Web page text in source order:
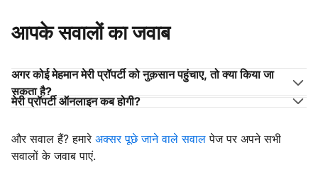
आपके सवालों का जवाब
अगर कोई मेहमान मेरी प्रॉपर्टी को नुक़सान पहुंचाए, तो क्या किया जा
सकता है?
मेरी प्रॉपर्टी ऑनलाइन कब होगी?
और सवाल हैं? हमारे अक्सर पूछे जाने वाले सवाल पेज पर अपने सभी
सवालों के जवाब पाएं.